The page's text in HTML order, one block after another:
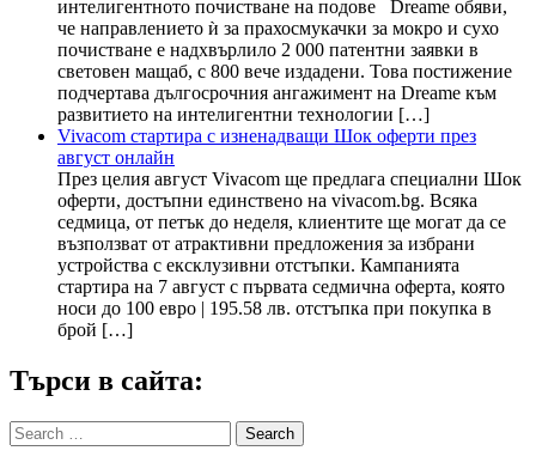
интелигентното почистване на подове Dreame обяви,
че направлението ѝ за прахосмукачки за мокро и сухо
почистване е надхвърлило 2 000 патентни заявки в
световен мащаб, с 800 вече издадени. Това постижение
подчертава дългосрочния ангажимент на Dreame към
развитието на интелигентни технологии […]
Vivacom стартира с изненадващи Шок оферти през
август онлайн
През целия август Vivacom ще предлага специални Шок
оферти, достъпни единствено на vivacom.bg. Всяка
седмица, от петък до неделя, клиентите ще могат да се
възползват от атрактивни предложения за избрани
устройства с ексклузивни отстъпки. Кампанията
стартира на 7 август с първата седмична оферта, която
носи до 100 евро | 195.58 лв. отстъпка при покупка в
брой […]
Търси в сайта:
Search
for: